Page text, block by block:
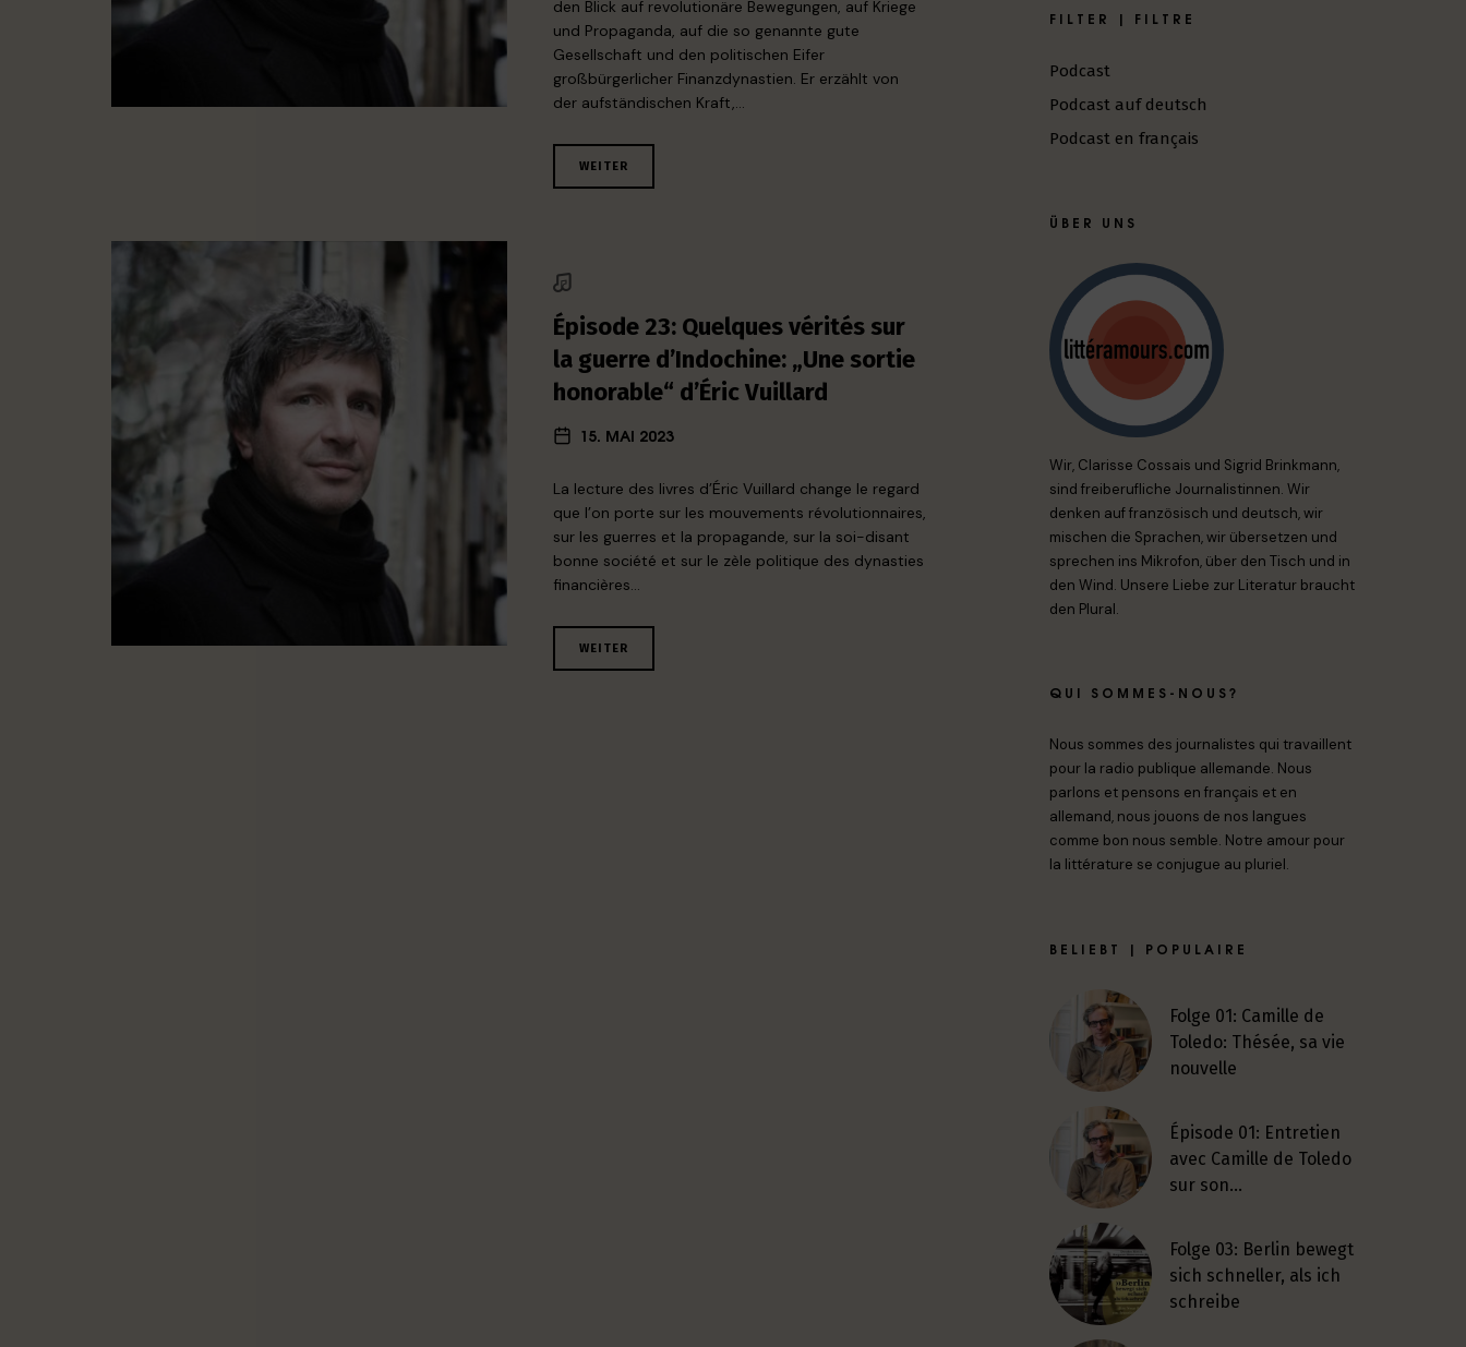
den Blick auf revolutionäre Bewegungen, auf Kriege
und Propaganda, auf die so genannte gute
Gesellschaft und den politischen Eifer
großbürgerlicher Finanzdynastien. Er erzählt von
der aufständischen Kraft,…
WEITER
Épisode 23: Quelques vérités sur
la guerre d’Indochine: „Une sortie
honorable“ d’Éric Vuillard
15. MAI 2023
La lecture des livres d’Éric Vuillard change le regard
que l’on porte sur les mouvements révolutionnaires,
sur les guerres et la propagande, sur la soi-disant
bonne société et sur le zèle politique des dynasties
financières…
WEITER
FILTER | FILTRE
Podcast
Podcast auf deutsch
Podcast en français
ÜBER UNS
Wir, Clarisse Cossais und Sigrid Brinkmann,
sind freiberufliche Journalistinnen. Wir
denken auf französisch und deutsch, wir
mischen die Sprachen, wir übersetzen und
sprechen ins Mikrofon, über den Tisch und in
den Wind. Unsere Liebe zur Literatur braucht
den Plural.
QUI SOMMES-NOUS?
Nous sommes des journalistes qui travaillent
pour la radio publique allemande. Nous
parlons et pensons en français et en
allemand, nous jouons de nos langues
comme bon nous semble. Notre amour pour
la littérature se conjugue au pluriel.
BELIEBT | POPULAIRE
Folge 01: Camille de
Toledo: Thésée, sa vie
nouvelle
Épisode 01: Entretien
avec Camille de Toledo
sur son…
Folge 03: Berlin bewegt
sich schneller, als ich
schreibe